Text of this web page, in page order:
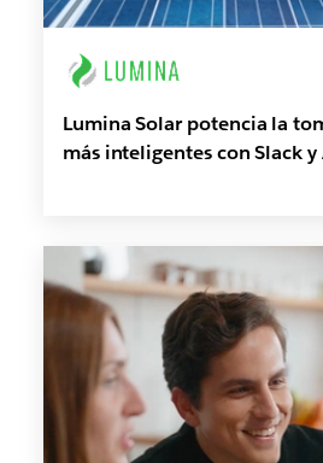
Lumina Solar potencia la
más inteligentes con Slack